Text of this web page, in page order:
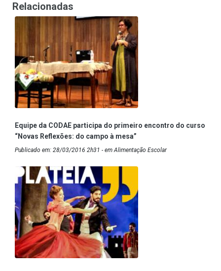
Relacionadas
Equipe da CODAE participa do primeiro encontro do curso
“Novas Reflexões: do campo à mesa”
Publicado em: 28/03/2016 2h31 - em Alimentação Escolar